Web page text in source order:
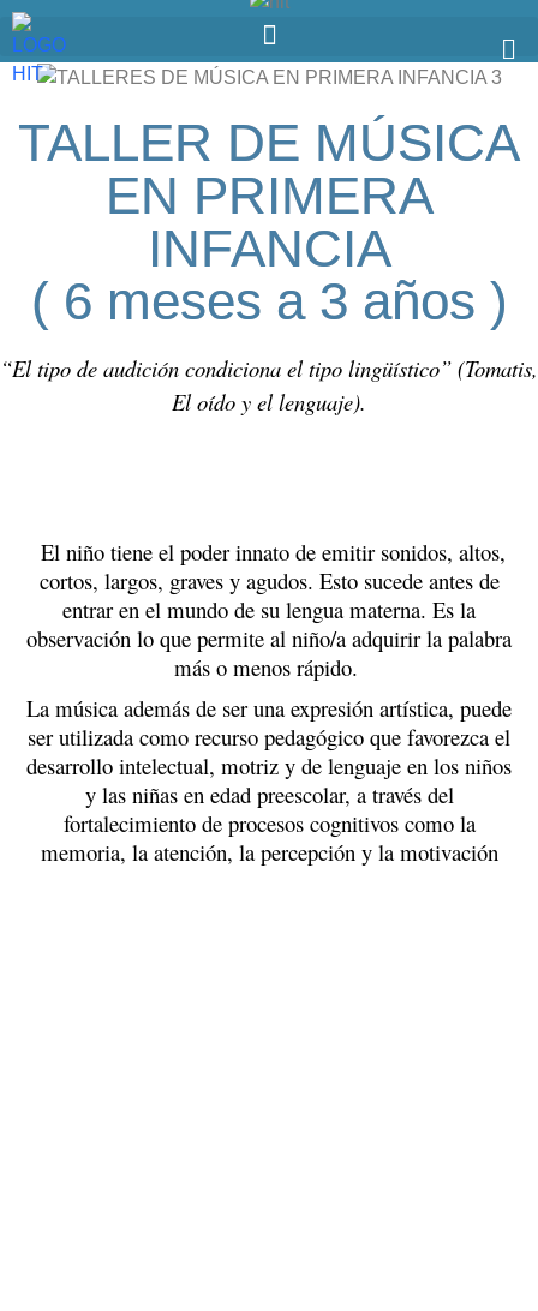
TALLER DE MÚSICA
EN PRIMERA
INFANCIA
( 6 meses a 3 años )
“El tipo de audición condiciona el tipo lingüístico” (Tomatis,
El oído y el lenguaje).
El niño tiene el poder innato de emitir sonidos, altos,
cortos, largos, graves y agudos. Esto sucede antes de
entrar en el mundo de su lengua materna. Es la
observación lo que permite al niño/a adquirir la palabra
más o menos rápido.
La música además de ser una expresión artística, puede
ser utilizada como recurso pedagógico que favorezca el
desarrollo intelectual, motriz y de lenguaje en los niños
y las niñas en edad preescolar, a través del
fortalecimiento de procesos cognitivos como la
memoria, la atención, la percepción y la motivación